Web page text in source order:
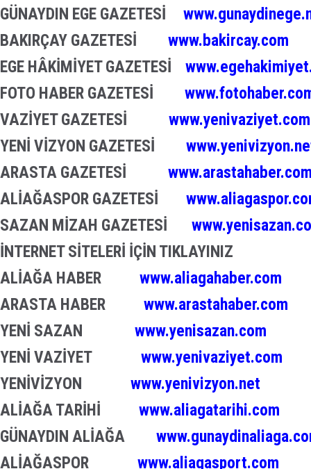
GÜNAYDIN EGE GAZETESİ
BAKIRÇAY GAZETESİ www.bakircay.com
EGE HÂKİMİYET GAZETESİ
FOTO HABER GAZETESİ
VAZİYET GAZETESİ www.yenivaziyet.com
YENİ VİZYON GAZETESİ
ARASTA GAZETESİ
ALİAĞASPOR GAZETESİ
SAZAN MİZAH GAZETESİ
İNTERNET SİTELERİ İÇİN TIKLAYINIZ
ALİAĞA HABER www.aliagahaber.com
ARASTA HABER www.arastahaber.com
YENİ SAZAN www.yenisazan.com
YENİ VAZİYET www.yenivaziyet.com
YENİVİZYON www.yenivizyon.net
ALİAĞA TARİHİ www.aliagatarihi.com
GÜNAYDIN ALİAĞA
ALİAĞASPOR www.aliagasport.com